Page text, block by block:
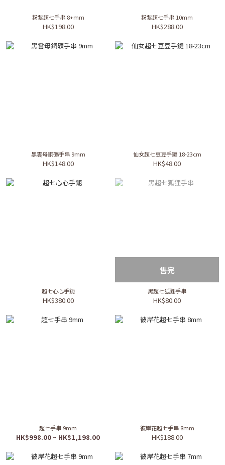
粉紫超七手串 8+mm
HK$198.00
粉紫超七手串 10mm
HK$288.00
黑雲母銅礦手串 9mm
HK$148.00
仙女超七豆豆手鏈 18-23cm
HK$48.00
超七心心手鈪
HK$380.00
售完
黑超七狐狸手串
HK$80.00
超七手串 9mm
HK$998.00 ~ HK$1,198.00
彼岸花超七手串 8mm
HK$188.00